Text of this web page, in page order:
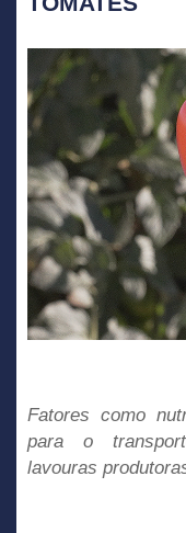
Fatores como
para o
lavouras